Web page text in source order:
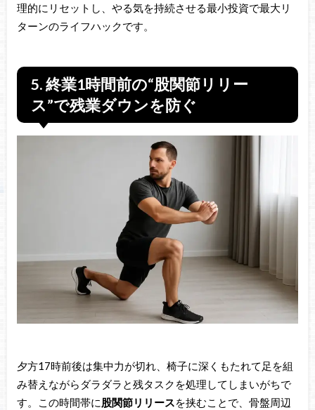
理的にリセットし、やる気を持続させる最小投資で最大リ
ターンのライフハックです。
5. 終業1時間前の“股関節リリー
ス”で残業ダウンを防ぐ
夕方17時前後は集中力が切れ、椅子に深くもたれて足を組
み替えながらダラダラと残タスクを処理してしまいがちで
す。この時間帯に股関節リリースを挟むことで、骨盤周辺